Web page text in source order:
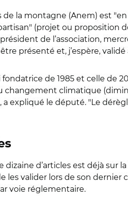
de la montagne (Anem) est
(projet ou proposition
de l’association,
présenté et, j’espère,
de 1985 et celle de
changement climatique
a expliqué le député. "Le
d’articles est déjà sur
les valider lors de son dernier
voie réglementaire.